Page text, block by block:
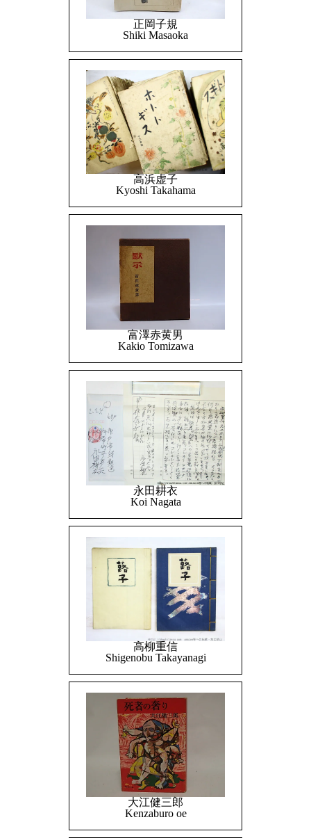
正岡子規
Shiki Masaoka
高浜虚子
Kyoshi Takahama
富澤赤黄男
Kakio Tomizawa
永田耕衣
Koi Nagata
高柳重信
Shigenobu Takayanagi
大江健三郎
Kenzaburo oe